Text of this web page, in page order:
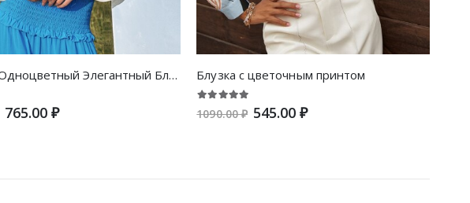
Складки Одноцветный Элегантный Блузы
765.00 ₽
Блузка с цветочным принтом
1090.00 ₽ 545.00 ₽